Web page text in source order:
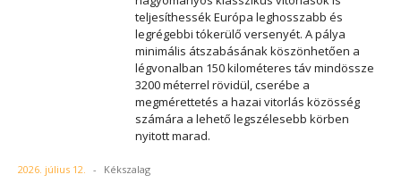
teljesíthessék Európa leghosszabb és
legrégebbi tókerülő versenyét. A pálya
minimális átszabásának köszönhetően a
légvonalban 150 kilométeres táv mindössze
3200 méterrel rövidül, cserébe a
megmérettetés a hazai vitorlás közösség
számára a lehető legszélesebb körben
nyitott marad.
2026. július 12. - Kékszalag